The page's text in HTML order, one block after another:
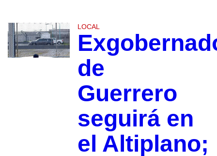
LOCAL
de
Guerrero
seguirá en
el Altiplano;